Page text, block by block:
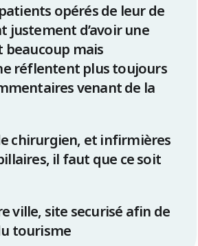
opérés de leur de
d’avoir une
beaucoup mais
réflentent plus toujours
venant de la
chirurgien, et infirmières
il faut que ce soit
ville, site securisé afin de
tourisme